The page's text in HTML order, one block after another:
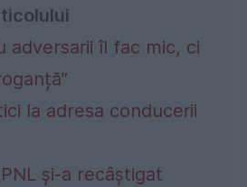
adversarii îl fac mic, ci
la adresa conducerii
și-a recâștigat